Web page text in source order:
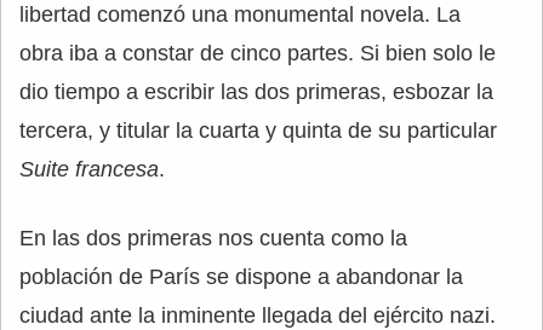
libertad comenzó una monumental novela. La
obra iba a constar de cinco partes. Si bien solo le
dio tiempo a escribir las dos primeras, esbozar la
tercera, y titular la cuarta y quinta de su particular
Suite francesa.
En las dos primeras nos cuenta como la
población de París se dispone a abandonar la
ciudad ante la inminente llegada del ejército nazi.